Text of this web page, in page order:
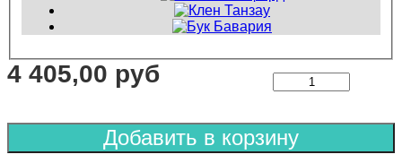
4 405,00 руб
Добавить в корзину